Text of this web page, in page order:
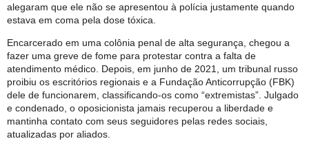
alegaram que ele não se apresentou à polícia justamente quando
estava em coma pela dose tóxica.
Encarcerado em uma colônia penal de alta segurança, chegou a
fazer uma greve de fome para protestar contra a falta de
atendimento médico. Depois, em junho de 2021, um tribunal russo
proibiu os escritórios regionais e a Fundação Anticorrupção (FBK)
dele de funcionarem, classificando-os como “extremistas”. Julgado
e condenado, o oposicionista jamais recuperou a liberdade e
mantinha contato com seus seguidores pelas redes sociais,
atualizadas por aliados.